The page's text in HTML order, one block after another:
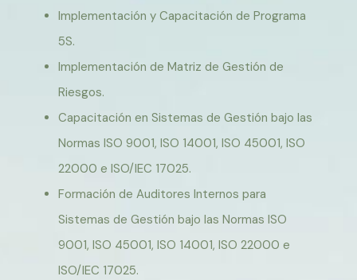
Implementación y Capacitación de Programa
5S.
Implementación de Matriz de Gestión de
Riesgos.
Capacitación en Sistemas de Gestión bajo las
Normas ISO 9001, ISO 14001, ISO 45001, ISO
22000 e ISO/IEC 17025.
Formación de Auditores Internos para
Sistemas de Gestión bajo las Normas ISO
9001, ISO 45001, ISO 14001, ISO 22000 e
ISO/IEC 17025.